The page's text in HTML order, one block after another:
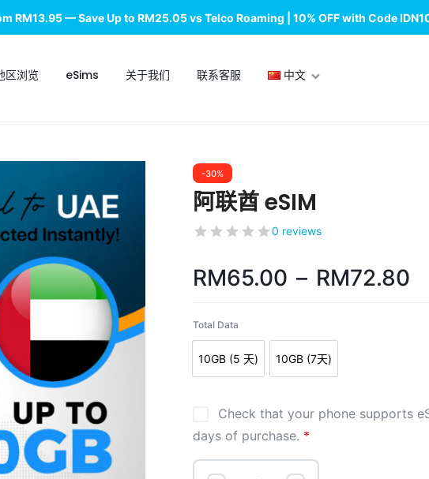
RM13.95 — Save Up to RM25.05 vs Telco Roaming | 10% OFF with Code
区浏览 eSims 关于我们 联系客服 中文
-30%
阿联酋 eSIM
0 reviews
RM65.00 – RM72.80
Total Data
10GB (5 天) 10GB (7天)
Check that your phone supports
days of purchase. *